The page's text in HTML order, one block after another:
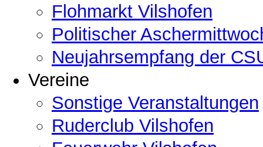
Flohmarkt Vilshofen
Politischer
Neujahrsempfang der
Vereine
Sonstige Veranstaltungen
Ruderclub Vilshofen